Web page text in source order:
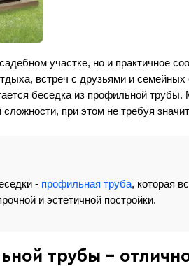
участке, но и практичное
встреч с друзьями и
беседка из профильной трубы.
при этом не требуя
- профильная труба, которая
и эстетичной постройки.
трубы -